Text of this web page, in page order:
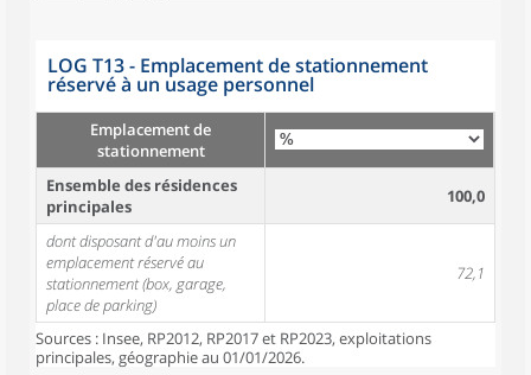
LOG T13 - Emplacement de stationnement
réservé à un usage personnel
Emplacement de
stationnement
Ensemble des résidences
principales
100,0
dont disposant d'au moins un
emplacement réservé au
stationnement (box, garage,
place de parking)
72,1
Sources : Insee, RP2012, RP2017 et RP2023, exploitations
principales, géographie au 01/01/2026.